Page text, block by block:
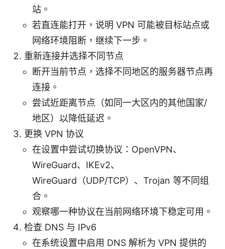
站。
若直连能打开，说明 VPN 可能被目标站点或
网络环境阻断，继续下一步。
重新连接并选择不同节点
断开当前节点，选择不同地区的服务器节点再
连接。
尝试近距离节点（如同一大区内的其他国家/
地区）以降低延迟。
更换 VPN 协议
在设置中尝试切换协议：OpenVPN、
WireGuard、IKEv2、
WireGuard（UDP/TCP）、Trojan 等不同组
合。
观察哪一种协议在当前网络环境下稳定可用。
检查 DNS 与 IPv6
在系统设置中启用 DNS 解析为 VPN 提供的